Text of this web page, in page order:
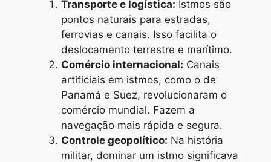
Transporte e logística: Istmos são
pontos naturais para estradas,
ferrovias e canais. Isso facilita o
deslocamento terrestre e marítimo.
Comércio internacional: Canais
artificiais em istmos, como o de
Panamá e Suez, revolucionaram o
comércio mundial. Fazem a
navegação mais rápida e segura.
Controle geopolítico: Na história
militar, dominar um istmo significava